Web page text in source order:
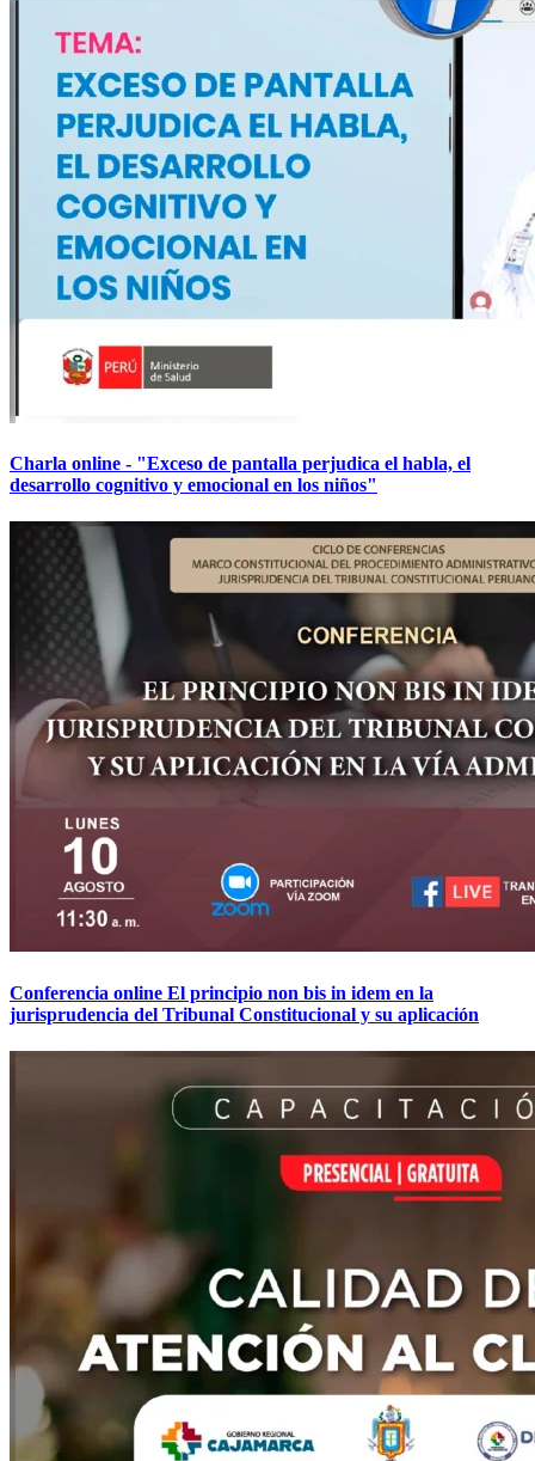
Charla online - "Exceso de pantalla perjudica el habla, el
desarrollo cognitivo y emocional en los niños"
Conferencia online El principio non bis in idem en la
jurisprudencia del Tribunal Constitucional y su aplicación